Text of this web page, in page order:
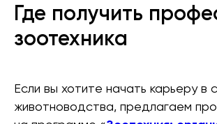
Где получить
зоотехника
Если вы хотите начать карьеру в
животноводства, предлагаем